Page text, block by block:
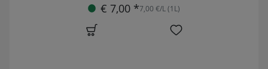
€ 7,00 *7,00 €/L (1L)